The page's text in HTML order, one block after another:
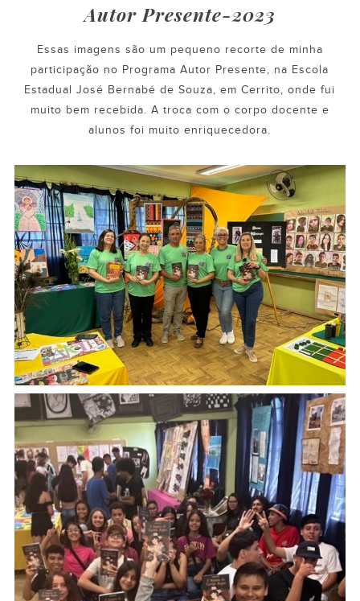
Autor Presente-2023
Essas imagens são um pequeno recorte de minha
participação no Programa Autor Presente, na Escola
Estadual José Bernabé de Souza, em Cerrito, onde fui
muito bem recebida. A troca com o corpo docente e
alunos foi muito enriquecedora.